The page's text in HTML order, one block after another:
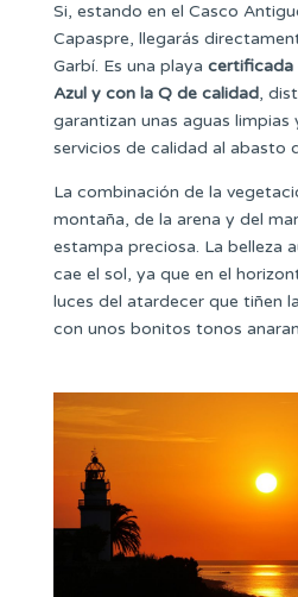
Si, estando en el Casco
Capaspre, llegarás
Garbí. Es una playa certificada
Azul y con la Q de calidad,
garantizan unas aguas limpias
servicios de calidad al abasto
La combinación de la
montaña, de la arena y del
estampa preciosa. La belleza
cae el sol, ya que en el
luces del atardecer que tiñen la
con unos bonitos tonos